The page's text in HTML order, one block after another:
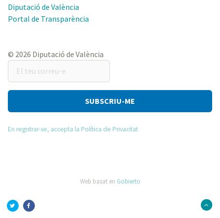
Diputació de València
Portal de Transparència
© 2026 Diputació de València
El
teu
correu-
En registrar-se, accepta la Política de Privacitat
Web basat en Gobierto